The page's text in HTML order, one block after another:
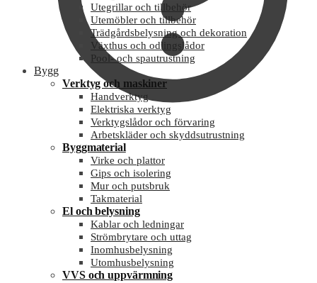
Utegrillar och tillbehör
Utemöbler och tillbehör
Trädgårdsbelysning och dekoration
Växthus och odlingslådor
Pool- och spautrustning
Bygg
Verktyg och maskiner
Handverktyg
Elektriska verktyg
Verktygslådor och förvaring
Arbetskläder och skyddsutrustning
Byggmaterial
Virke och plattor
Gips och isolering
Mur och putsbruk
Takmaterial
El och belysning
Kablar och ledningar
Strömbrytare och uttag
Inomhusbelysning
Utomhusbelysning
VVS och uppvärmning